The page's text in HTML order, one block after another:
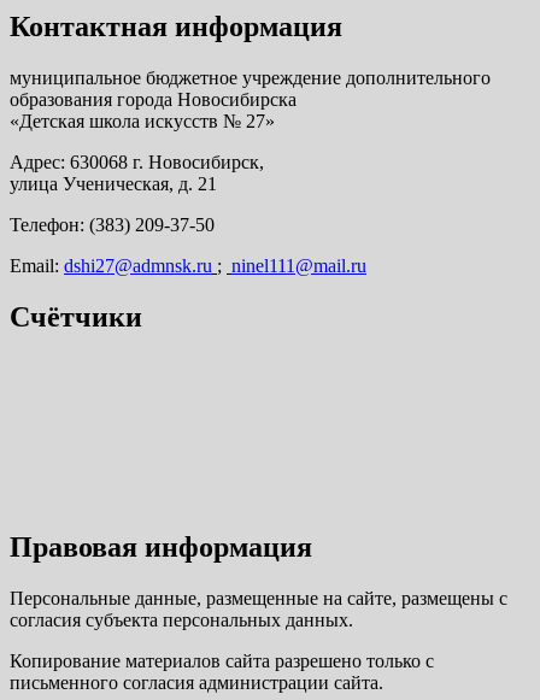
Контактная информация
муниципальное бюджетное учреждение дополнительного
образования города Новосибирска
«Детская школа искусств № 27»
Адрес: 630068 г. Новосибирск,
улица Ученическая, д. 21
Телефон: (383) 209-37-50
Email: dshi27@admnsk.ru ; ninel111@mail.ru
Счётчики
Правовая информация
Персональные данные, размещенные на сайте, размещены с
согласия субъекта персональных данных.
Копирование материалов сайта разрешено только с
письменного согласия администрации сайта.